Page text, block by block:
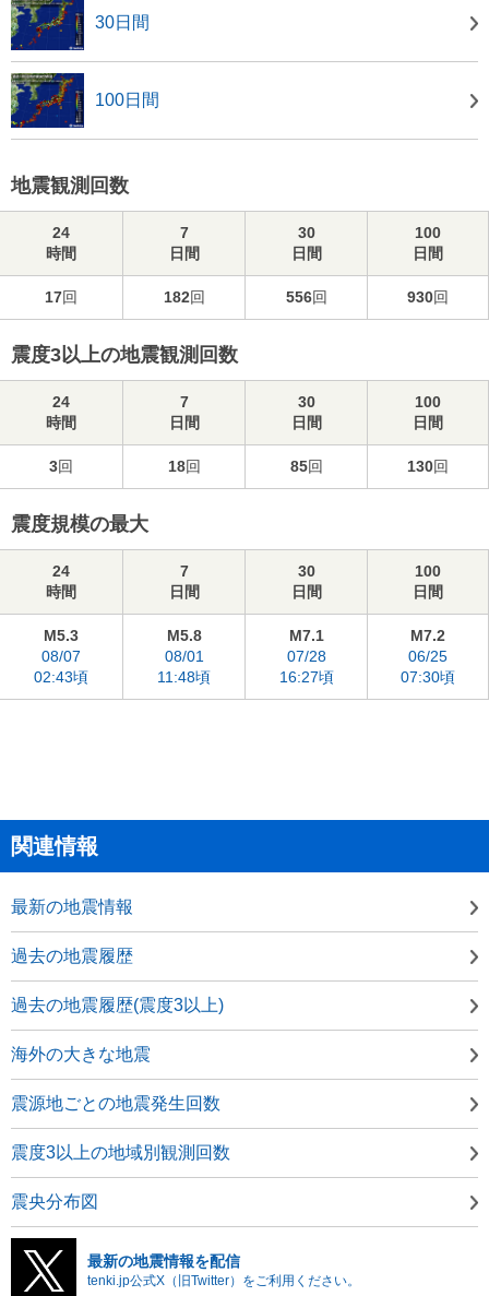
30日間
100日間
地震観測回数
24
時間
7
日間
30
日間
100
日間
17回 182回 556回 930回
震度3以上の地震観測回数
24
時間
7
日間
30
日間
100
日間
3回 18回 85回 130回
震度規模の最大
24
時間
7
日間
30
日間
100
日間
M5.3
08/07
02:43頃
M5.8
08/01
11:48頃
M7.1
07/28
16:27頃
M7.2
06/25
07:30頃
関連情報
最新の地震情報
過去の地震履歴
過去の地震履歴(震度3以上)
海外の大きな地震
震源地ごとの地震発生回数
震度3以上の地域別観測回数
震央分布図
最新の地震情報を配信
tenki.jp公式X（旧Twitter）をご利用ください。